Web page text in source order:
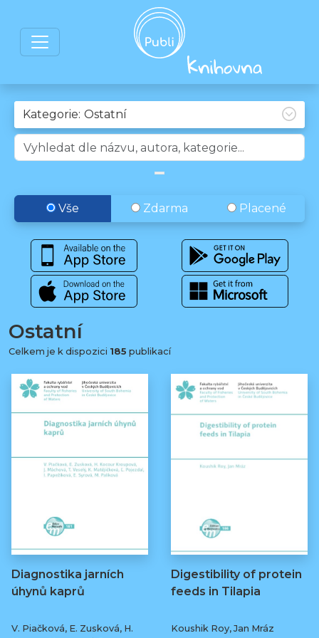
Kategorie:
Vše Zdarma Placené
Ostatní
Celkem je k dispozici 185 publikací
Diagnostika jarních
úhynů kaprů
V. Piačková, E. Zusková, H.
Digestibility of protein
feeds in Tilapia
Koushik Roy, Jan Mráz